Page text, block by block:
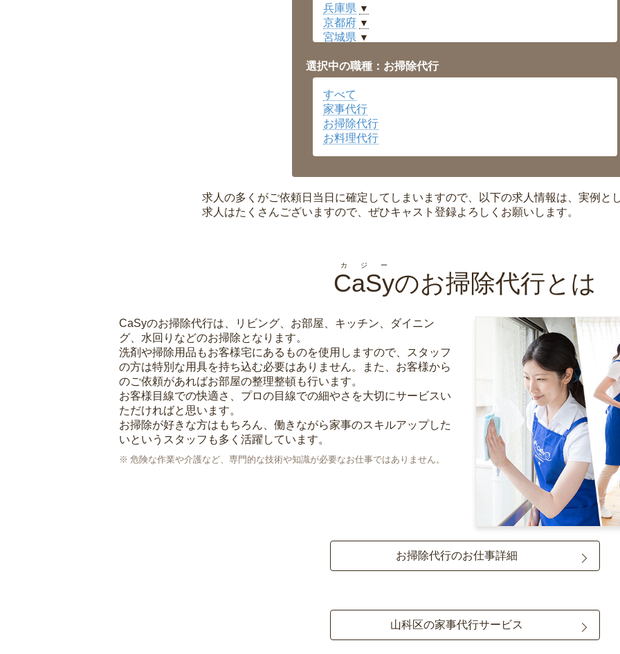
兵庫県 ▼
京都府 ▼
宮城県 ▼
福井県 ▼
岡山県 ▼
広島県
沖縄県 ▼
選択中の職種：お掃除代行
すべて
家事代行
お掃除代行
お料理代行
求人の多くがご依頼日当日に確定してしまいますので、以下の求人情報は、実例と
求人はたくさんございますので、ぜひキャスト登録よろしくお願いします。
CaSy
カジー
のお掃除代行とは
CaSyのお掃除代行は、リビング、お部屋、キッチン、ダイニン
グ、水回りなどのお掃除となります。
洗剤や掃除用品もお客様宅にあるものを使用しますので、スタッフ
の方は特別な用具を持ち込む必要はありません。また、お客様から
のご依頼があればお部屋の整理整頓も行います。
お客様目線での快適さ、プロの目線での細やさを大切にサービスい
ただければと思います。
お掃除が好きな方はもちろん、働きながら家事のスキルアップした
いというスタッフも多く活躍しています。
危険な作業や介護など、専門的な技術や知識が必要なお仕事ではありません。
お掃除代行のお仕事詳細
山科区の家事代行サービス